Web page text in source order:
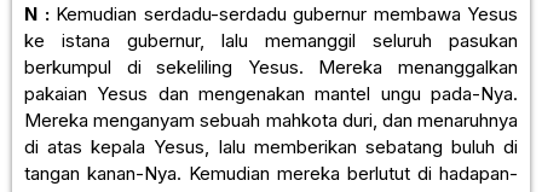
N :Kemudian serdadu-serdadu gubernur membawa Yesus
ke istana gubernur, lalu memanggil seluruh pasukan
berkumpul di sekeliling Yesus. Mereka menanggalkan
pakaian Yesus dan mengenakan mantel ungu pada-Nya.
Mereka menganyam sebuah mahkota duri, dan menaruhnya
di atas kepala Yesus, lalu memberikan sebatang buluh di
tangan kanan-Nya. Kemudian mereka berlutut di hadapan-